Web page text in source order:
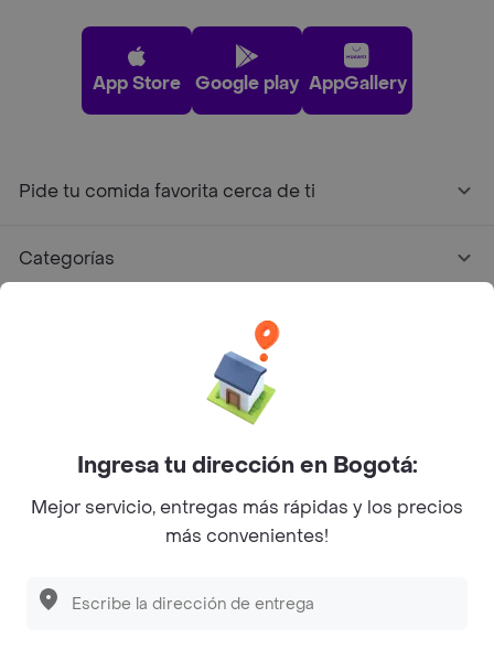
Descubre las PROMOCIONES que tenemos
App Store Google play AppGallery
Pide tu comida favorita cerca de ti
Categorías
Facebook
Twitter
Instagram
©2026Rappi Inc. All rights reserved.
Ingresa tu dirección en Bogotá:
Mejor servicio, entregas más rápidas y los precios
más convenientes!